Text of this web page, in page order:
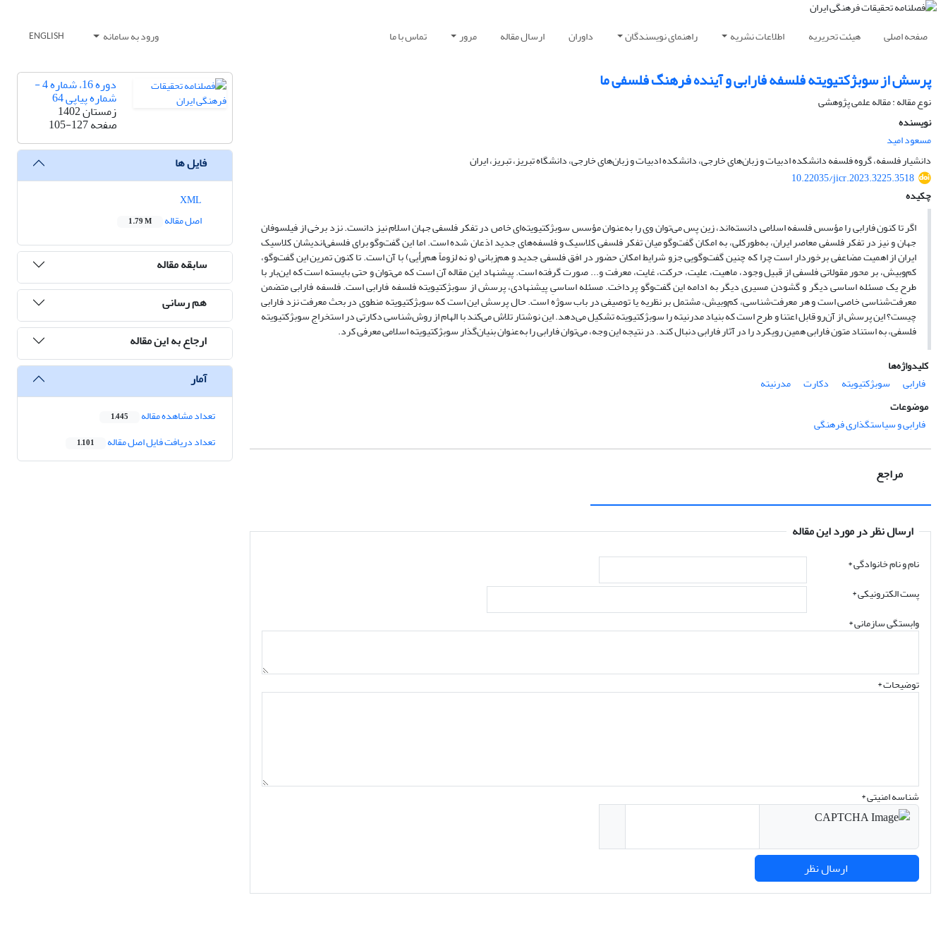
صفحه اصلی هیئت تحریریه اطلاعات نشریه راهنمای نویسندگان داوران ارسال مقاله مرور تماس با ما ورود به سامانه ENGLISH
پرسش از سوبژکتیویته فلسفه فارابی و آینده فرهنگ فلسفی ما
نوع مقاله : مقاله علمی پژوهشی
نویسنده
مسعود امید
دانشیار فلسفه، گروه فلسفه دانشکده ادبیات و زبان‌های خارجی،‌ دانشکده ادبیات و زبان‌های خارجی، دانشگاه تبریز، تبریز، ایران
10.22035/jicr.2023.3225.3518
چکیده
اگر تا کنون فارابی را مؤسس فلسفه اسلامی دانسته‌اند، زین پس می‌توان وی را به‌عنوان مؤسس سوبژکتیویته‌ای خاص در تفکر فلسفی جهان اسلام نیز دانست. نزد برخی از فیلسوفان
جهان و نیز در تفکر فلسفی معاصر ایران، به‌طورکلی، به امکان گفت‌وگو میان تفکر فلسفی کلاسیک و فلسفه‌های جدید اذعان شده است. اما این گفت‌وگو برای فلسفی‌اندیشان کلاسیک
ایران از اهمیت مضاعفی برخوردار است چرا که چنین گفت‌وگویی جزو شرایط امکان حضور در افق فلسفی جدید و هم‌زبانی (و نه لزوماً هم‌رأیی) با آن است. تا کنون تمرین این گفت‌وگو،
کم‌وبیش، بر محور مقولاتی فلسفی از قبیل وجود، ماهیت، علیت، حرکت، غایت، معرفت و... صورت گرفته است. پیشنهاد این مقاله آن است که می‌توان و حتی بایسته است که این‌بار با
طرح یک مسئله اساسی دیگر و گشودن مسیری دیگر به ادامه این گفت‌وگو پرداخت. مسئله اساسیِ پیشنهادی، پرسش از سوبژکتیویته فلسفه فارابی است. فلسفه فارابی متضمن
معرفت‌شناسی خاصی است و هر معرفت‌شناسی، کم‌وبیش، مشتمل بر نظریه یا توصیفی در باب سوژه است. حال پرسش این است که سوبژکتیویته منطوی در بحث معرفت نزد فارابی
چیست؟ این پرسش از آن‌رو قابل اعتنا و طرح است که بنیاد مدرنیته را سوبژکتیویته تشکیل می‌دهد. این نوشتار تلاش می‌کند با الهام از روش‌شناسی دکارتی در استخراج سوبژکتیویته
فلسفی، به استناد متون فارابی همین رویکرد را در آثار فارابی دنبال کند. در نتیجه این وجه، می‌توان فارابی را به‌عنوان بنیان‌گذار سوبژکتیویته اسلامی معرفی کرد.
کلیدواژه‌ها
فارابی
سوبژکتیویته دکارت
مدرنیته
موضوعات
فارابی و سیاستگذاری فرهنگی
مراجع
ارسال نظر در مورد این مقاله
نام و نام خانوادگی*
پست الکترونیکی*
وابستگی سازمانی *
توضیحات *
شناسه امنیتی *
دوره 16، شماره 4 -
شماره پیاپی 64
زمستان 1402
صفحه105-127
فایل ها
اصل مقاله
1.79 M
سابقه مقاله
هم رسانی
ارجاع به این مقاله
آمار
تعداد مشاهده مقاله 1,445
تعداد دریافت فایل اصل مقاله 1,101